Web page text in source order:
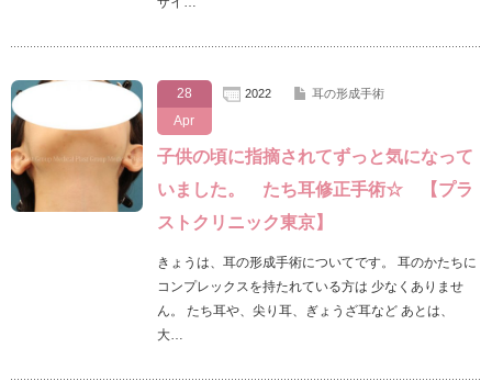
28
Apr
2022 耳の形成手術
子供の頃に指摘されてずっと気になって
いました。 たち耳修正手術☆ 【プラ
ストクリニック東京】
きょうは、耳の形成手術についてです。 耳のかたちに
コンプレックスを持たれている方は 少なくありませ
ん。 たち耳や、尖り耳、ぎょうざ耳など あとは、
大…